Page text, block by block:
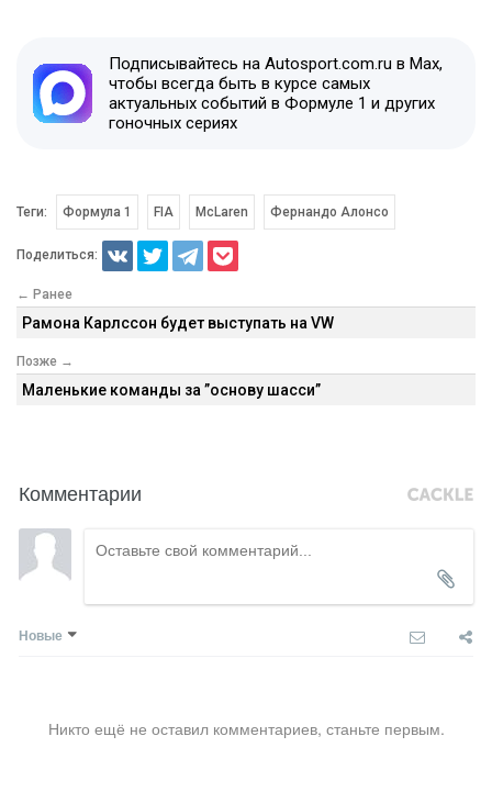
Подписывайтесь на Autosport.com.ru в Max,
чтобы всегда быть в курсе самых
актуальных событий в Формуле 1 и других
гоночных сериях
Теги: Формула 1 FIA McLaren Фернандо Алонсо
Поделиться:
← Ранее
Рамона Карлссон будет выступать на VW
Позже →
Маленькие команды за ”основу шасси”
Комментарии
Новые
Никто ещё не оставил комментариев, станьте первым.